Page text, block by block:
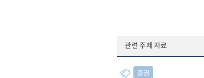
관련 주제 자료
증권